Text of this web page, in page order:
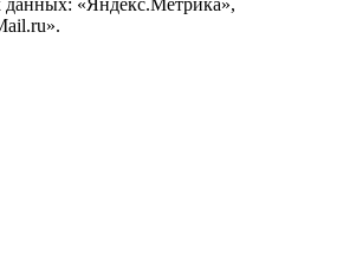
данных: «Яндекс.Метрика»,